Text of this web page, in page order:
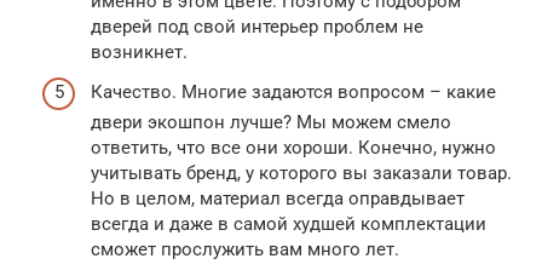
дверей под свой интерьер проблем не
возникнет.
Качество. Многие задаются вопросом – какие
двери экошпон лучше? Мы можем смело
ответить, что все они хороши. Конечно, нужно
учитывать бренд, у которого вы заказали товар.
Но в целом, материал всегда оправдывает
всегда и даже в самой худшей комплектации
сможет прослужить вам много лет.